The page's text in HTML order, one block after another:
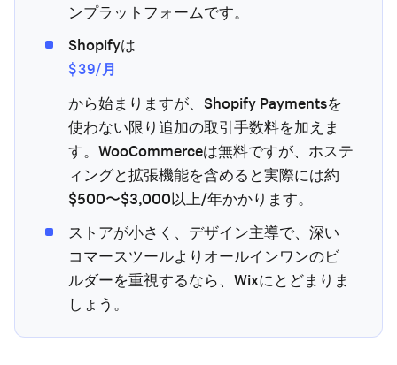
ンプラットフォームです。
Shopifyは
$39/月
から始まりますが、Shopify Paymentsを
使わない限り追加の取引手数料を加えま
す。WooCommerceは無料ですが、ホステ
ィングと拡張機能を含めると実際には約
$500〜$3,000以上/年かかります。
ストアが小さく、デザイン主導で、深い
コマースツールよりオールインワンのビ
ルダーを重視するなら、Wixにとどまりま
しょう。